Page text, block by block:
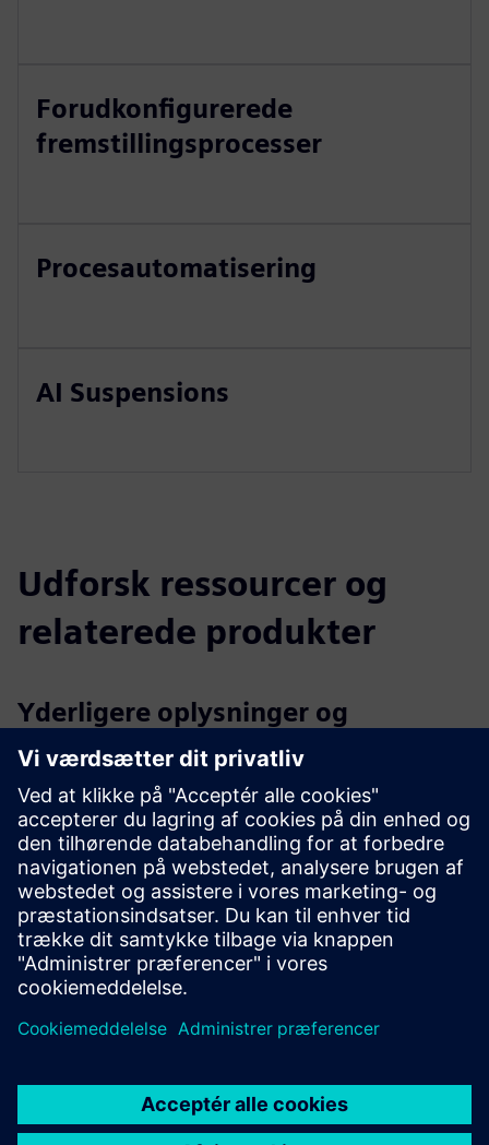
Forudkonfigurerede
fremstillingsprocesser
Procesautomatisering
AI Suspensions
Udforsk ressourcer og
relaterede produkter
Yderligere oplysninger og
ressourcer
MPMAccelerate Flyer
Flere oplysninger
Forudsætninger
Teamcenter
Teamcenter Produktion